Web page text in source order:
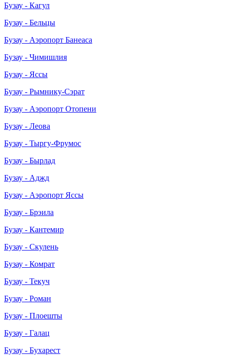
Бузау - Кагул
Бузау - Бельцы
Бузау - Аэропорт Банеаса
Бузау - Чимишлия
Бузау - Яссы
Бузау - Рымнику-Сэрат
Бузау - Аэропорт Отопени
Бузау - Леова
Бузау - Тыргу-Фрумос
Бузау - Бырлад
Бузау - Аджд
Бузау - Аэропорт Яссы
Бузау - Брэила
Бузау - Кантемир
Бузау - Скулень
Бузау - Комрат
Бузау - Текуч
Бузау - Роман
Бузау - Плоешты
Бузау - Галац
Бузау - Бухарест